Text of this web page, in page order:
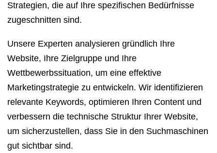
Strategien, die auf Ihre spezifischen Bedürfnisse
zugeschnitten sind.
Unsere Experten analysieren gründlich Ihre
Website, Ihre Zielgruppe und Ihre
Wettbewerbssituation, um eine effektive
Marketingstrategie zu entwickeln. Wir identifizieren
relevante Keywords, optimieren Ihren Content und
verbessern die technische Struktur Ihrer Website,
um sicherzustellen, dass Sie in den Suchmaschinen
gut sichtbar sind.